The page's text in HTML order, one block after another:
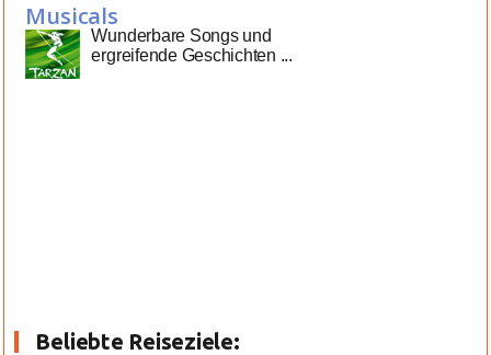
Musicals
Wunderbare Songs und
ergreifende Geschichten ...
Beliebte Reiseziele: